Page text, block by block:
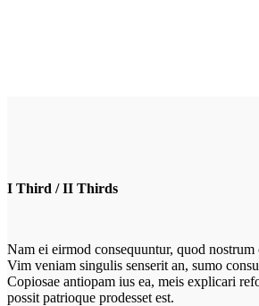
I Third / II Thirds
Nam ei eirmod consequuntur, quod nostrum
Vim veniam singulis senserit an, sumo
Copiosae antiopam ius ea, meis explicari
possit patrioque prodesset est.